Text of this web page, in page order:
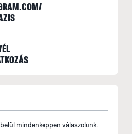
mindenképpen válaszolunk.